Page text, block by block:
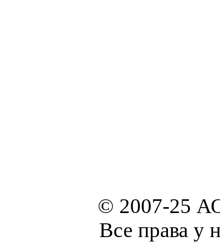
© 2007-25
Все права у